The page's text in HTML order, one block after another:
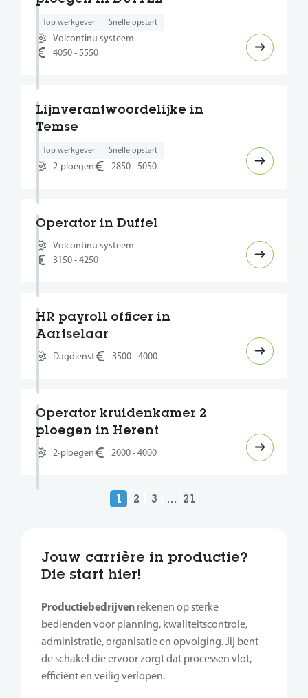
Top werkgever Snelle opstart
Volcontinu systeem
4050 - 5550
Lijnverantwoordelijke in
Temse
Top werkgever Snelle opstart
2-ploegen 2850 - 5050
Operator in Duffel
Volcontinu systeem
3150 - 4250
HR payroll officer in
Aartselaar
Dagdienst 3500 - 4000
Operator kruidenkamer 2
ploegen in Herent
2-ploegen 2000 - 4000
1 2 3 … 21
Jouw carrière in productie?
Die start hier!
Productiebedrijven rekenen op sterke
bedienden voor planning, kwaliteitscontrole,
administratie, organisatie en opvolging. Jij bent
de schakel die ervoor zorgt dat processen vlot,
efficiënt en veilig verlopen.